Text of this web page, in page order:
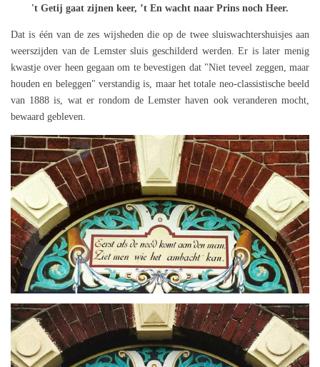
't Getij gaat zijnen keer, ’t En wacht naar Prins noch Heer.
Dat is één van de zes wijsheden die op de twee sluiswachtershuisjes aan
weerszijden van de Lemster sluis geschilderd werden. Er is later menig
kwastje over heen gegaan om te bevestigen dat "Niet teveel zeggen, maar
houden en beleggen" verstandig is, maar het totale neo-classistische beeld
van 1888 is, wat er rondom de Lemster haven ook veranderen mocht,
bewaard gebleven.